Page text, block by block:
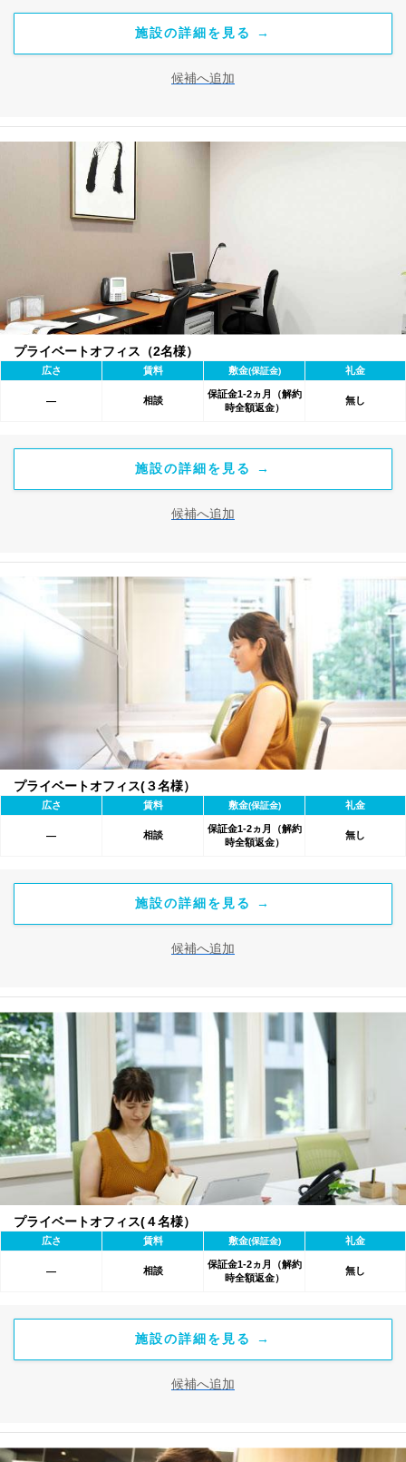
施設の詳細を見る →
候補へ追加
プライベートオフィス（2名様）
広さ 賃料 敷金(保証金) 礼金
― 相談
保証金1-2ヵ月（解約
時全額返金）
無し
施設の詳細を見る →
候補へ追加
プライベートオフィス(３名様）
広さ 賃料 敷金(保証金) 礼金
― 相談
保証金1-2ヵ月（解約
時全額返金）
無し
施設の詳細を見る →
候補へ追加
プライベートオフィス(４名様）
広さ 賃料 敷金(保証金) 礼金
― 相談
保証金1-2ヵ月（解約
時全額返金）
無し
施設の詳細を見る →
候補へ追加